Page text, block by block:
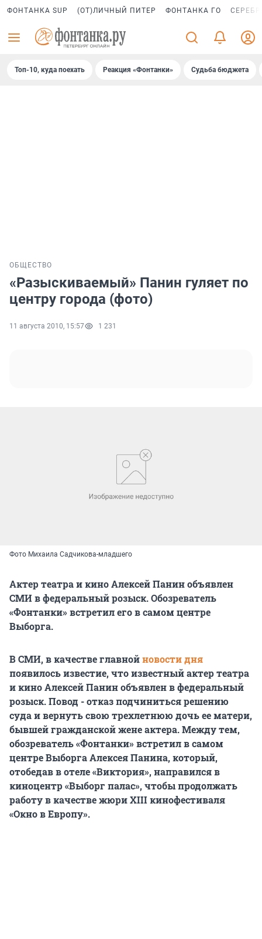
ФОНТАНКА SUP (ОТ)ЛИЧНЫЙ ПИТЕР ФОНТАНКА ГО
Топ-10, куда поехать Реакция «Фонтанки» Судьба бюджета
ОБЩЕСТВО
«Разыскиваемый» Панин гуляет по
центру города (фото)
11 августа 2010, 15:57 1 231
Фото Михаила Садчикова-младшего
Актер театра и кино Алексей Панин объявлен
СМИ в федеральный розыск. Обозреватель
«Фонтанки» встретил его в самом центре
Выборга.
В СМИ, в качестве главнойновости дня
появилось известие, что известный актер театра
и кино Алексей Панин объявлен в федеральный
розыск. Повод - отказ подчиниться решению
суда и вернуть свою трехлетнюю дочь ее матери,
бывшей гражданской жене актера. Между тем,
обозреватель «Фонтанки» встретил в самом
центре Выборга Алексея Панина, который,
отобедав в отеле «Виктория», направился в
киноцентр «Выборг палас», чтобы продолжать
работу в качестве жюри XIII кинофестиваля
«Окно в Европу».